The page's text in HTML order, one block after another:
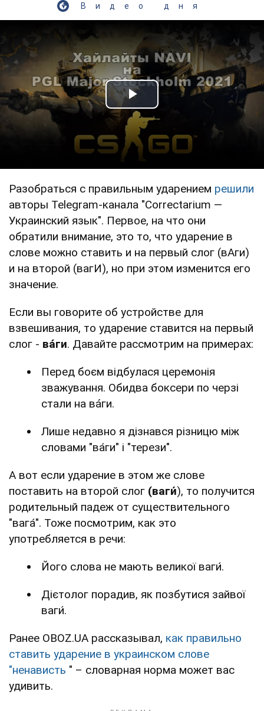
Видео дня
Play Video
Разобраться с правильным ударением решили
авторы Telegram-канала "Correctarium —
Украинский язык". Первое, на что они
обратили внимание, это то, что ударение в
слове можно ставить и на первый слог (вАги)
и на второй (вагИ), но при этом изменится его
значение.
Если вы говорите об устройстве для
взвешивания, то ударение ставится на первый
слог - вáги. Давайте рассмотрим на примерах:
Перед боєм відбулася церемонія
зважування. Обидва боксери по черзі
стали на вáги.
Лише недавно я дізнався різницю між
словами "ва́ги" і "терези".
А вот если ударение в этом же слове
поставить на второй слог (ваги́), то получится
родительный падеж от существительного
"вага́". Тоже посмотрим, как это
употребляется в речи:
Його слова не мають великої ваги́.
Дієтолог порадив, як позбутися зайвої
ваги́.
Ранее OBOZ.UA рассказывал, как правильно
ставить ударение в украинском слове
"ненависть " – словарная норма может вас
удивить.